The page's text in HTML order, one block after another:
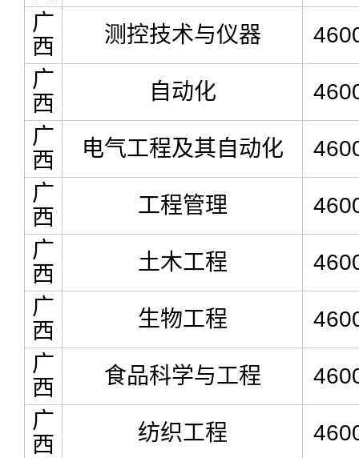
广
西
测控技术与仪器
广
西
自动化
广
西
电气工程及其自动化
广
西
工程管理
广
西
土木工程
广
西
生物工程
广
西
食品科学与工程
广
西
纺织工程